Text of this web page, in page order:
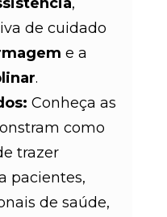
de cuidado
e a
.
Conheça as
como
trazer
pacientes,
de saúde,